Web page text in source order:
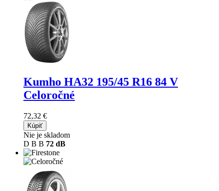
Kumho HA32 195/45 R16 84 V
Celoročné
72,32 €
Kúpiť
Nie je skladom
D B B 72 dB